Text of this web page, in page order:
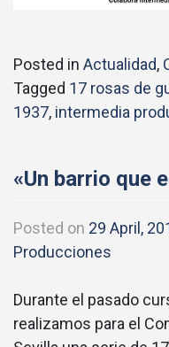
Posted in Actualidad,
Tagged 17 rosas de
1937, intermedia
«Un barrio que
Posted on 29 April,
Producciones
Durante el pasado
realizamos para el